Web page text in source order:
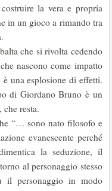
la vera e propria
in un gioco a rimando tra
che si rivolta cedendo
nascono come impatto
una esplosione di effetti.
di Giordano Bruno è un
resta.
“… sono nato filosofo e
evanescente perché
la seduzione, il
al personaggio stesso
il personaggio in modo